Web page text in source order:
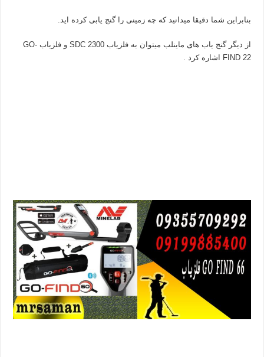
بنابراین شما دقیقا میدانید که چه زمینی را گنج یابی کرده اید.
از دیگر گنج یاب های ماینلب میتوان به فلزیاب SDC 2300 و فلزیاب GO-
FIND 22 اشاره کرد .